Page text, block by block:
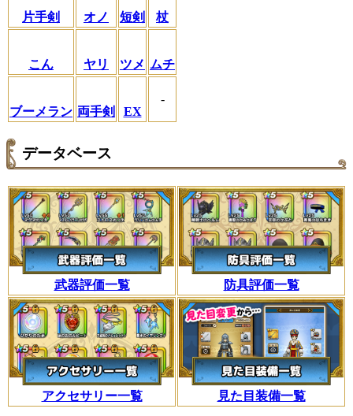
片手剣 オノ 短剣 杖
こん ヤリ ツメ ムチ
ブーメラン 両手剣 EX
-
データベース
武器評価一覧 防具評価一覧
アクセサリー一覧 見た目装備一覧